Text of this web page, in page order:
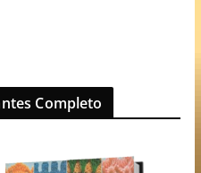
Completo